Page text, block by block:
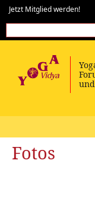
Jetzt Mitglied werden!
Fotos